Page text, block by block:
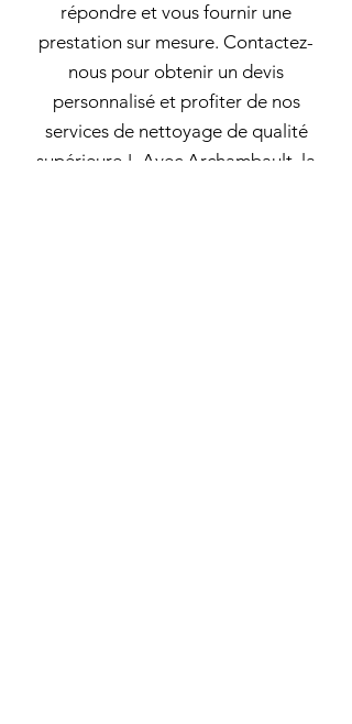
répondre et vous fournir une
prestation sur mesure. Contactez-
nous pour obtenir un devis
personnalisé et profiter de nos
services de nettoyage de qualité
supérieure !. Avec Archambault, la